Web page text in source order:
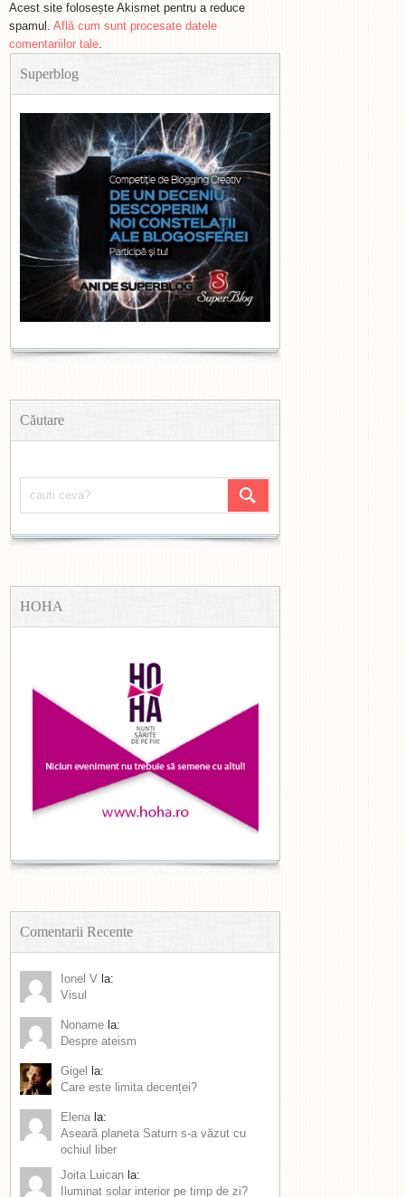
Acest site folosește Akismet pentru a reduce
spamul. Află cum sunt procesate datele
comentariilor tale.
Superblog
Căutare
HOHA
Comentarii Recente
Ionel V la:
Visul
Noname la:
Despre ateism
Gigel
la:
Care este limita decenței?
Elena la:
Aseară planeta Saturn s-a văzut cu
ochiul liber
Joita Luican la:
Iluminat solar interior pe timp de zi?